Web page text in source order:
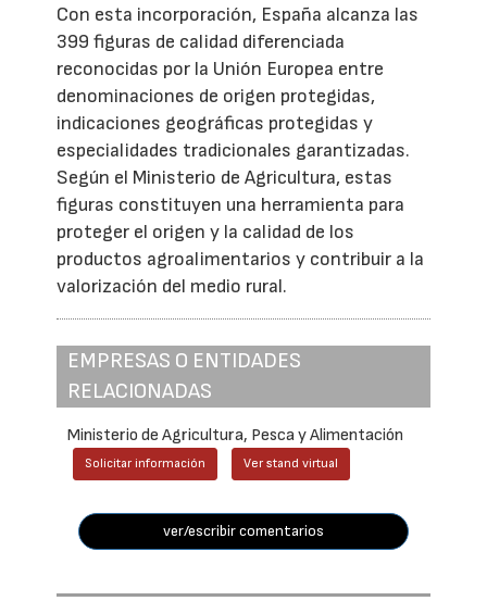
Con esta incorporación, España alcanza las
399 figuras de calidad diferenciada
reconocidas por la Unión Europea entre
denominaciones de origen protegidas,
indicaciones geográficas protegidas y
especialidades tradicionales garantizadas.
Según el Ministerio de Agricultura, estas
figuras constituyen una herramienta para
proteger el origen y la calidad de los
productos agroalimentarios y contribuir a la
valorización del medio rural.
EMPRESAS O ENTIDADES
RELACIONADAS
Ministerio de Agricultura, Pesca y Alimentación
Solicitar información Ver stand virtual
ver/escribir comentarios